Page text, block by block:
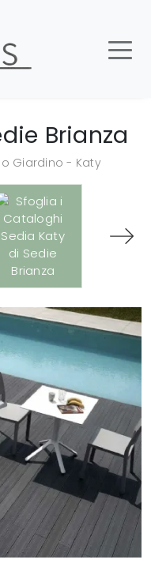
Brianza
Giardino - Katy